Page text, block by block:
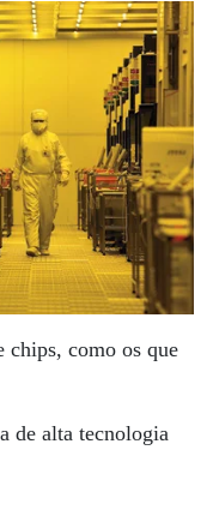
chips, como os que
de alta tecnologia